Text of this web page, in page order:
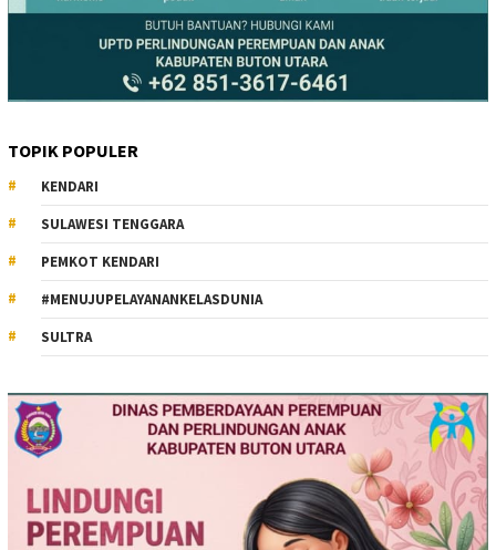
TOPIK POPULER
KENDARI
SULAWESI TENGGARA
PEMKOT KENDARI
#MENUJUPELAYANANKELASDUNIA
SULTRA